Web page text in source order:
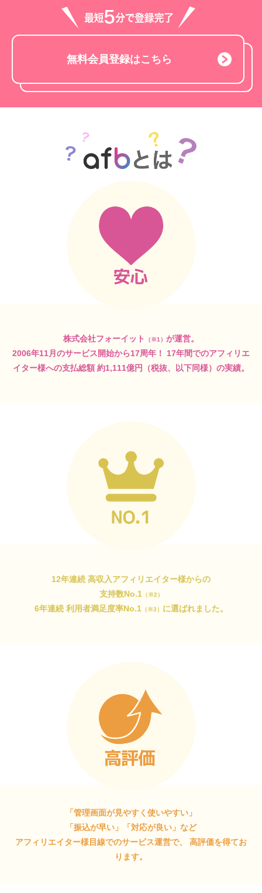
無料会員登録はこちら
株式会社フォーイット （※1） が運営。
2006年11月のサービス開始から17周年！
17年間でのアフィリエ
イター様への支払総額 約1,111億円（税抜、以下同様）の実績。
12年連続 高収入アフィリエイター様からの
支持数No.1（※2）
6年連続 利用者満足度率No.1（※3） に選ばれました。
「管理画面が見やすく使いやすい」
「振込が早い」「対応が良い」など
アフィリエイター様目線でのサービス運営で、
高評価を得てお
ります。